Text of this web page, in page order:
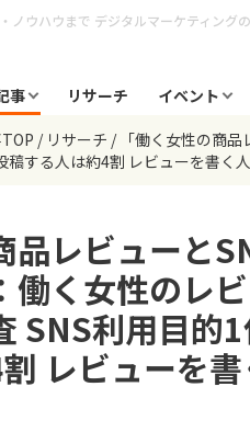
ノウハウまで デジタルマーケティング
事 リサーチ イベント
リサーチ
「働く女性の商
する人は約4割 レビューを書く
品レビューと
働く女性のレ
SNS利用目的
レビューを